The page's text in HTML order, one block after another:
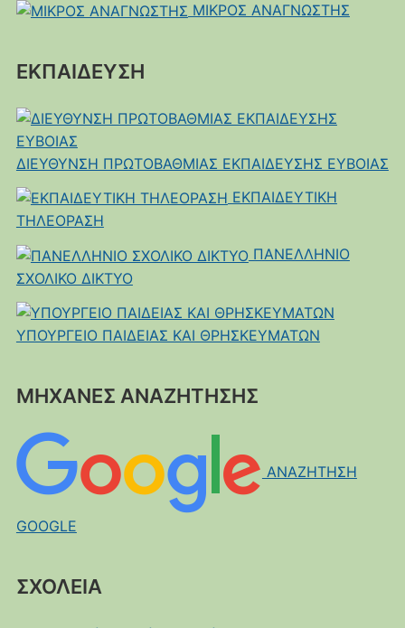
ΜΙΚΡΟΣ ΑΝΑΓΝΩΣΤΗΣ
ΕΚΠΑΙΔΕΥΣΗ
ΔΙΕΥΘΥΝΣΗ ΠΡΩΤΟΒΑΘΜΙΑΣ ΕΚΠΑΙΔΕΥΣΗΣ ΕΥΒΟΙΑΣ
ΕΚΠΑΙΔΕΥΤΙΚΗ
ΤΗΛΕΟΡΑΣΗ
ΠΑΝΕΛΛΗΝΙΟ
ΣΧΟΛΙΚΟ ΔΙΚΤΥΟ
ΥΠΟΥΡΓΕΙΟ ΠΑΙΔΕΙΑΣ ΚΑΙ ΘΡΗΣΚΕΥΜΑΤΩΝ
ΜΗΧΑΝΕΣ ΑΝΑΖΗΤΗΣΗΣ
ΑΝΑΖΗΤΗΣΗ
GOOGLE
ΣΧΟΛΕΙΑ